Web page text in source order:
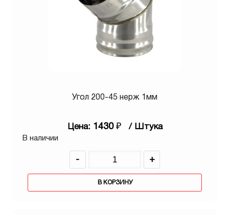
Угол 200-45 нерж 1мм
Цена: 1430 ₽ / Штука
В наличии
- +
В КОРЗИНУ